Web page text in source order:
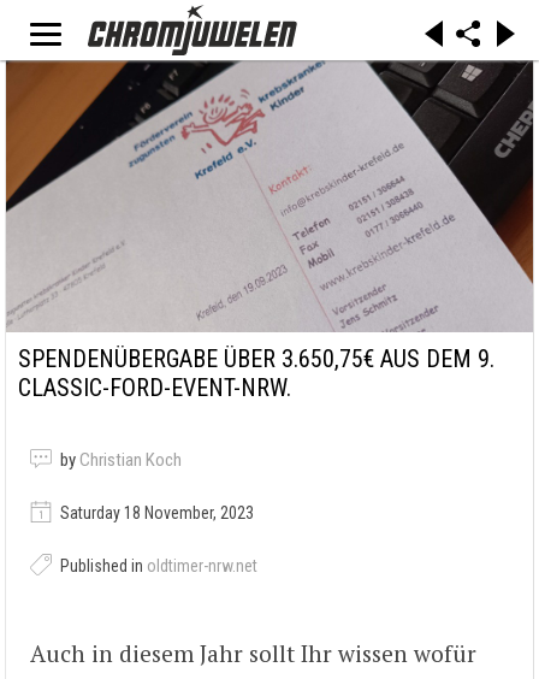
SPENDENÜBERGABE ÜBER 3.650,75€ AUS DEM 9.
CLASSIC-FORD-EVENT-NRW.
by Christian Koch
Saturday 18 November, 2023
Published in oldtimer-nrw.net
Auch in diesem Jahr sollt Ihr wissen wofür